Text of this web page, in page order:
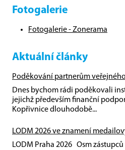
Fotogalerie
Fotogalerie - Zonerama
Aktuální články
Poděkování partnerům
Dnes bychom rádi poděkovali
jejichž především finanční
Kopřivnice dlouhodobě...
LODM 2026 ve znamení
LODM Praha 2026 Osm